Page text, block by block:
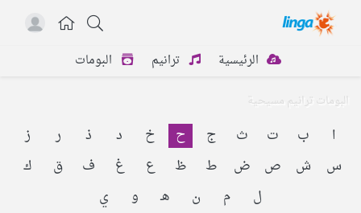
الرئيسية ترانيم البومات
البومات ترانيم مسيحية
ا ب ت ث ج ح خ د ذ ر
ز
س
ش ص ض ط ظ ع غ ف ق
ك
ل
م ن هـ و ي